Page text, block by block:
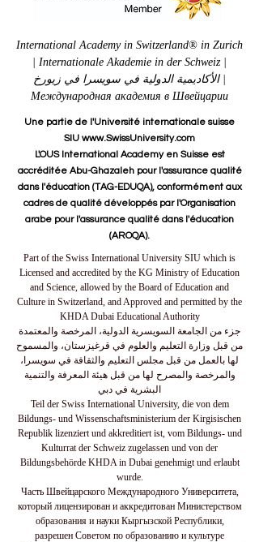
International Academy in Switzerland® in Zurich
| Internationale Akademie in der Schweiz |
الأكاديمية الدولية في سويسرا في زيورخ |
Международная академия в Швейцарии
Une partie de l'Université internationale suisse
SIU www.SwissUniversity.com
L'OUS International Academy en Suisse est
accréditée Abu-Ghazaleh pour l'assurance qualité
dans l'éducation (TAG-EDUQA), conformément aux
cadres de qualité développés par l'Organisation
arabe pour l'assurance qualité dans l'éducation
(AROQA).
Part of the Swiss International University SIU which is
Licensed and accredited by the KG Ministry of Education
and Science, allowed by the Board of Education and
Culture in Switzerland, and Approved and permitted by the
KHDA Dubai Educational Authority
جزء من الجامعة السويسرية الدولية، المرخصة والمعتمدة
من قبل وزارة التعليم والعلوم في قرغيزستان، والمسموح
لها بالعمل من قبل مجلس التعليم والثقافة في سويسرا،
والمرخصة والمصرح لها من قبل هيئة المعرفة والتنمية
البشرية في دبي
Teil der Swiss International University, die von dem
Bildungs- und Wissenschaftsministerium der Kirgisischen
Republik lizenziert und akkreditiert ist, vom Bildungs- und
Kulturrat der Schweiz zugelassen und von der
Bildungsbehörde KHDA in Dubai genehmigt und erlaubt
wurde.
Часть Швейцарского Международного Университета,
который лицензирован и аккредитован Министерством
образования и науки Кыргызской Республики,
разрешен Советом по образованию и культуре